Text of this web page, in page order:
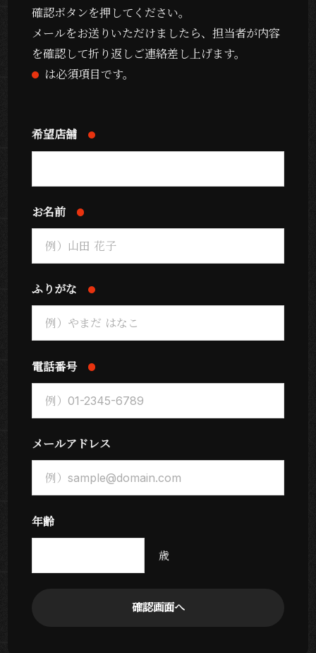
確認ボタンを押してください。
メールをお送りいただけましたら、担当者が内容
を確認して折り返しご連絡差し上げます。
は必須項目です。
希望店舗
お名前
ふりがな
電話番号
メールアドレス
年齢
歳